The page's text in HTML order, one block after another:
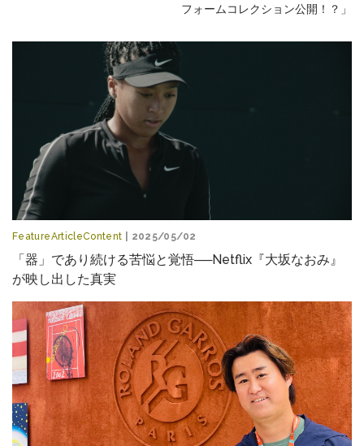
フォームコレクション公開！？」
FeatureArticleContent | 2025/05/02
「器」であり続ける苦悩と覚悟──Netflix『大坂なおみ』
が映し出した真実